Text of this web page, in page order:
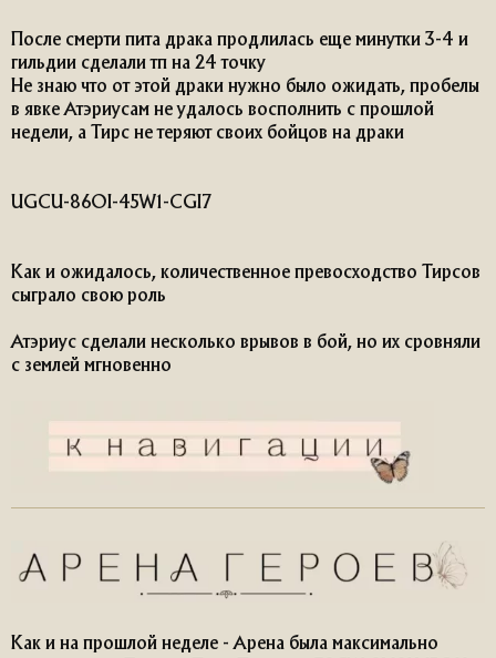
После смерти пита драка продлилась еще минутки 3-4 и
гильдии сделали тп на 24 точку
Не знаю что от этой драки нужно было ожидать, пробелы
в явке Атэриусам не удалось восполнить с прошлой
недели, а Тирс не теряют своих бойцов на драки
UGCU-86OI-45W1-CGI7
Как и ожидалось, количественное превосходство Тирсов
сыграло свою роль
Атэриус сделали несколько врывов в бой, но их сровняли
с землей мгновенно
Как и на прошлой неделе - Арена была максимально